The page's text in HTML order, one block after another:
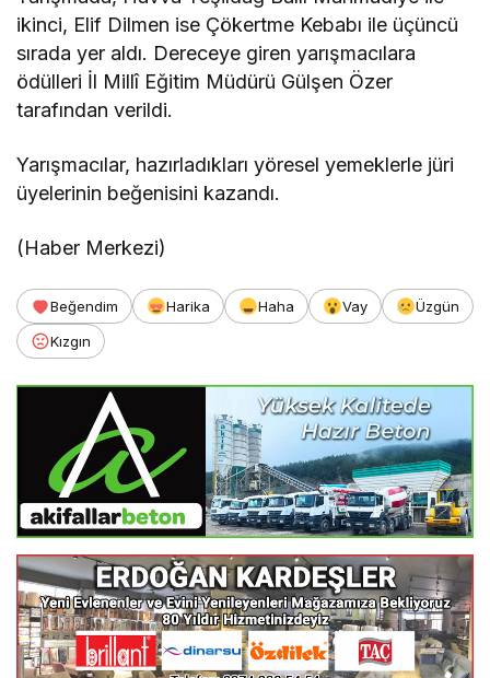
ikinci, Elif Dilmen ise Çökertme Kebabı ile üçüncü
sırada yer aldı. Dereceye giren yarışmacılara
ödülleri İl Millî Eğitim Müdürü Gülşen Özer
tarafından verildi.
Yarışmacılar, hazırladıkları yöresel yemeklerle jüri
üyelerinin beğenisini kazandı.
(Haber Merkezi)
Beğendim Harika Haha Vay
Üzgün
Kızgın